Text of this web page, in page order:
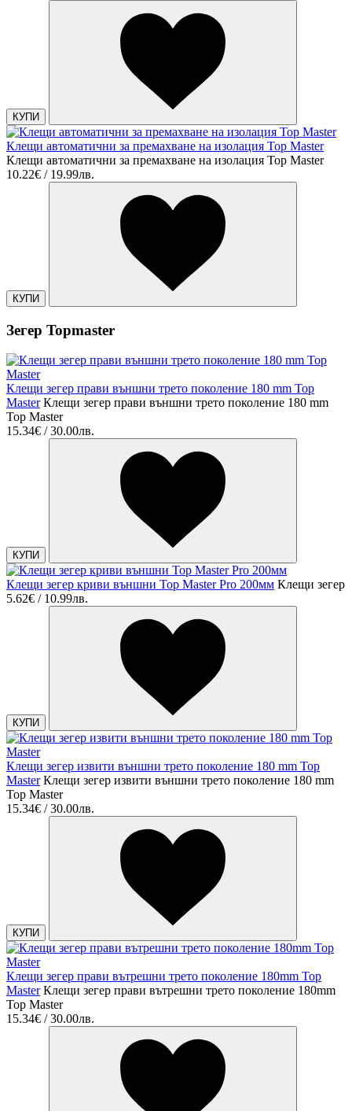
КУПИ
Клещи автоматични за премахване на изолация Top Master
Клещи автоматични за премахване на изолация Top Master
10.22€ / 19.99лв.
КУПИ
Зегер Topmaster
Клещи зегер прави външни трето поколение 180 mm Top
Master Клещи зегер прави външни трето поколение 180 mm
Top Master
15.34€ / 30.00лв.
КУПИ
Клещи зегер криви външни Top Master Pro 200мм Клещи зегер
5.62€ / 10.99лв.
КУПИ
Клещи зегер извити външни трето поколение 180 mm Top
Master Клещи зегер извити външни трето поколение 180 mm
Top Master
15.34€ / 30.00лв.
КУПИ
Клещи зегер прави вътрешни трето поколение 180mm Top
Master Клещи зегер прави вътрешни трето поколение 180mm
Top Master
15.34€ / 30.00лв.